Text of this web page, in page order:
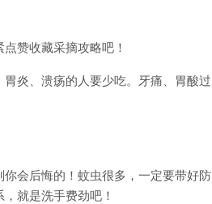
赞收藏采摘攻略吧！
炎、溃疡的人要少吃。牙痛、胃酸过
会后悔的！蚊虫很多，一定要带好防
就是洗手费劲吧！